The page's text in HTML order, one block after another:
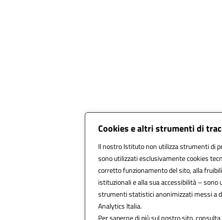
Cookies e altri strumenti di
Il nostro Istituto non utilizza strumenti di
sono utilizzati esclusivamente cookies
corretto funzionamento del sito, alla
istituzionali e alla sua accessibilità – sono
strumenti statistici anonimizzati messi a
Analytics Italia.
Per saperne di più sul nostro sito,